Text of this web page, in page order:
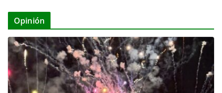
Opinión